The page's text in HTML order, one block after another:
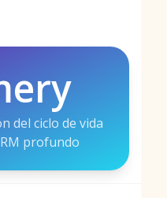
del ciclo de vida
profundo